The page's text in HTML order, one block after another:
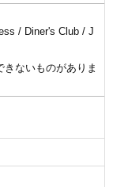
/ Diner's Club / J
ないものがありま